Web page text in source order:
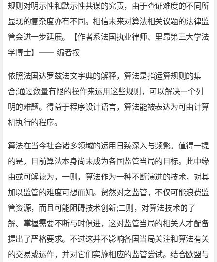
规则对明示性和默示性共谋的究责，由于查证难度的不同所
显现的复杂度亦有不同。相信未来对算法相关议题的法律监
管会进一步延展。【作者系法国执业律师、里昂第三大学法
学博士】—— 编者按
依照法国达罗兹法文字典的解释，算法是指运算规则的集
合;通过数量有限的操作来运用这些规则，可以解决一个列
明的难题。得益于程序设计语言，算法能被表达为可由计算
机执行的程序。
算法在当今社会诸多领域的运用日臻深入与频繁。值得一提
的是，目前算法本身尚未成为各国监管当局的目标。此中缘
由或可解读为，一则，算法作为一种不断演进的技术，对其
加以监管的难度可想而知。贸然对之监管，不仅可能浪费监
管资源，而且可能阻碍技术创新;二则，对算法技术的了
解、掌握需要不断与时俱进，这对监管当局的相关人才配备
提出了严格要求。不过这并不影响各国当局关注和算法有关
的交易或运作，并对它们实施相应的监管尝试。结合欧盟与